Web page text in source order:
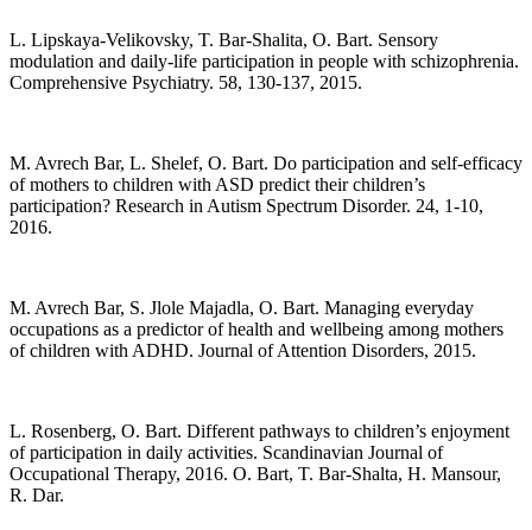
L. Lipskaya-Velikovsky, T. Bar-Shalita, O. Bart. Sensory
modulation and daily-life participation in people with schizophrenia.
Comprehensive Psychiatry. 58, 130-137, 2015.
M. Avrech Bar, L. Shelef, O. Bart. Do participation and self-efficacy
of mothers to children with ASD predict their children’s
participation? Research in Autism Spectrum Disorder. 24, 1-10,
2016.
M. Avrech Bar, S. Jlole Majadla, O. Bart. Managing everyday
occupations as a predictor of health and wellbeing among mothers
of children with ADHD. Journal of Attention Disorders, 2015.
L. Rosenberg, O. Bart. Different pathways to children’s enjoyment
of participation in daily activities. Scandinavian Journal of
Occupational Therapy, 2016. O. Bart, T. Bar-Shalta, H. Mansour,
R. Dar.